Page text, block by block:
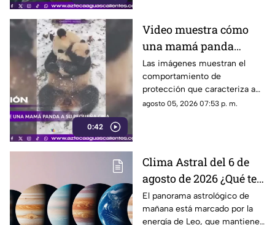
0:42
Video muestra cómo
una mamá panda
protege a su cría
Las imágenes muestran el
comportamiento de
protección que caracteriza a
las pandas gigantes durante los
agosto 05, 2026 07:53 p. m.
Clima Astral del 6 de
agosto de 2026 ¿Qué te
depara la energía del
día?
El panorama astrológico de
mañana está marcado por la
energía de Leo, que mantiene